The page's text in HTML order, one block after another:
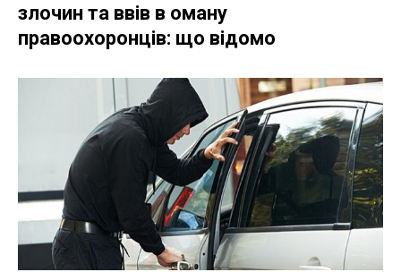
злочин та ввів в оману
правоохоронців: що відомо